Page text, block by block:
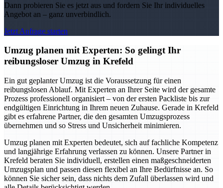
Dann probieren Sie es jetzt aus und fordern Sie Ihr individuelles
Angebot an – ganz unverbindlich.
Jetzt Anfrage starten
Umzug planen mit Experten: So gelingt Ihr
reibungsloser Umzug in Krefeld
Ein gut geplanter Umzug ist die Voraussetzung für einen
reibungslosen Ablauf. Mit Experten an Ihrer Seite wird der gesamte
Prozess professionell organisiert – von der ersten Packliste bis zur
endgültigen Einrichtung in Ihrem neuen Zuhause. Gerade in Krefeld
gibt es erfahrene Partner, die den gesamten Umzugsprozess
übernehmen und so Stress und Unsicherheit minimieren.
Umzug planen mit Experten bedeutet, sich auf fachliche Kompetenz
und langjährige Erfahrung verlassen zu können. Unsere Partner in
Krefeld beraten Sie individuell, erstellen einen maßgeschneiderten
Umzugsplan und passen diesen flexibel an Ihre Bedürfnisse an. So
können Sie sicher sein, dass nichts dem Zufall überlassen wird und